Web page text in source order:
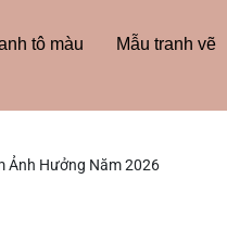
tô màu Mẫu tranh vẽ
Ảnh Hưởng Năm 2026